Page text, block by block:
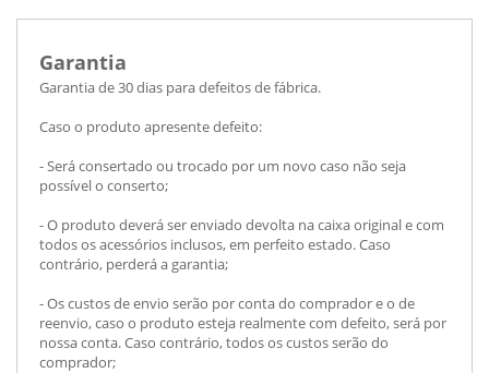
Garantia
Garantia de 30 dias para defeitos de fábrica.
Caso o produto apresente defeito:
- Será consertado ou trocado por um novo caso não seja
possível o conserto;
- O produto deverá ser enviado devolta na caixa original e com
todos os acessórios inclusos, em perfeito estado. Caso
contrário, perderá a garantia;
- Os custos de envio serão por conta do comprador e o de
reenvio, caso o produto esteja realmente com defeito, será por
nossa conta. Caso contrário, todos os custos serão do
comprador;